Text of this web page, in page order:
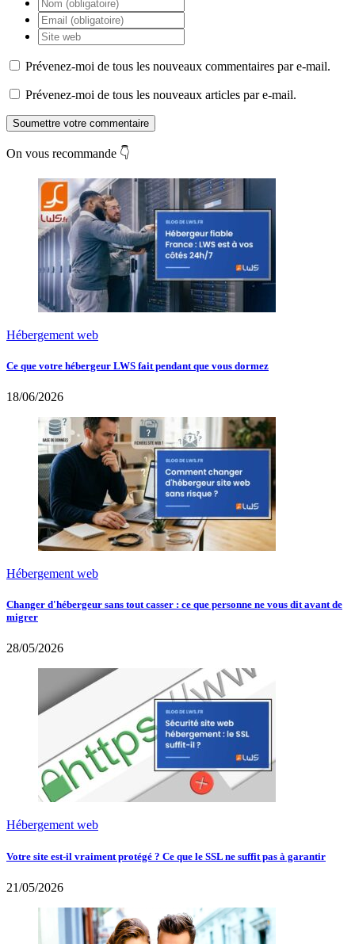
Prévenez-moi de tous les nouveaux commentaires par e-mail.
Prévenez-moi de tous les nouveaux articles par e-mail.
Soumettre votre commentaire
On vous recommande 👇
Hébergement web
Ce que votre hébergeur LWS fait pendant que vous dormez
18/06/2026
Hébergement web
Changer d'hébergeur sans tout casser : ce que personne ne vous dit avant de
migrer
28/05/2026
Hébergement web
Votre site est-il vraiment protégé ? Ce que le SSL ne suffit pas à garantir
21/05/2026